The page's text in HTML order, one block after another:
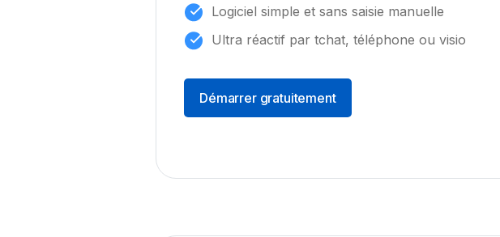
Logiciel simple et sans saisie manuelle
Ultra réactif par tchat, téléphone ou visio
Démarrer gratuitement